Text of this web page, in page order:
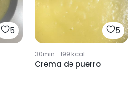
5 5
30min · 199 kcal
Crema de puerro